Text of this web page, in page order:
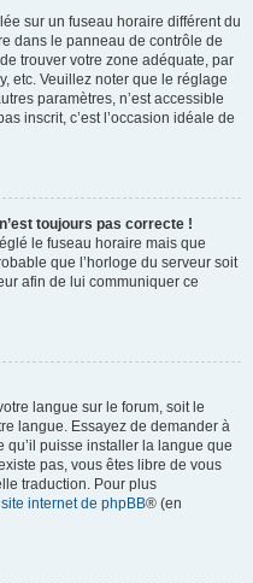
sur un fuseau horaire différent du
dans le panneau de contrôle de
trouver votre zone adéquate, par
etc. Veuillez noter que le réglage
paramètres, n’est accessible
inscrit, c’est l’occasion idéale de
toujours pas correcte !
le fuseau horaire mais que
que l’horloge du serveur soit
afin de lui communiquer ce
langue sur le forum, soit le
langue. Essayez de demander à
qu’il puisse installer la langue que
pas, vous êtes libre de vous
traduction. Pour plus
site internet de phpBB® (en